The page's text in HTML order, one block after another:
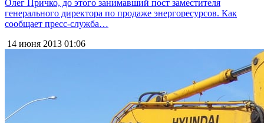
Олег Причко, до этого занимавший пост заместителя
генерального директора по продаже энергоресурсов. Как
сообщает пресс-служба…
14 июня 2013 01:06